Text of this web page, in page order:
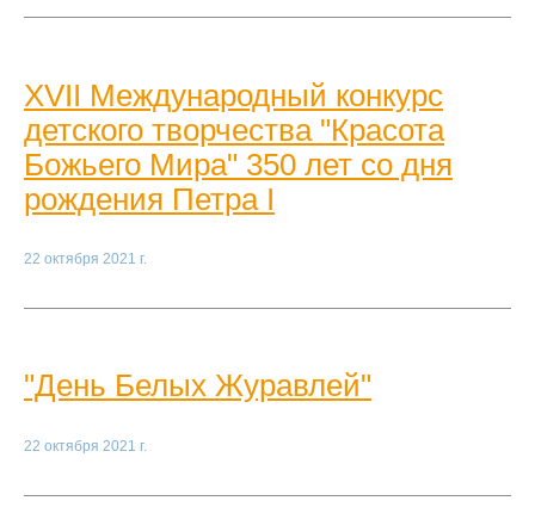
XVII Международный конкурс
детского творчества "Красота
Божьего Мира" 350 лет со дня
рождения Петра I
22 октября 2021 г.
"День Белых Журавлей"
22 октября 2021 г.